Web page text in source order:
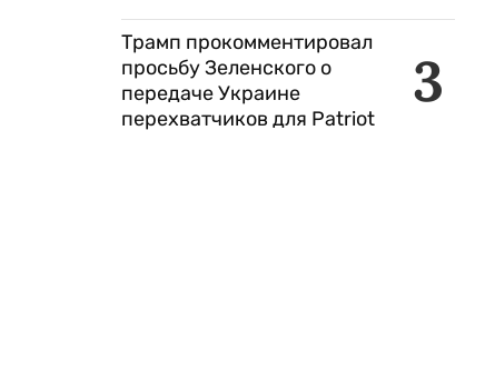
3
Трамп прокомментировал
просьбу Зеленского о
передаче Украине
перехватчиков для Patriot